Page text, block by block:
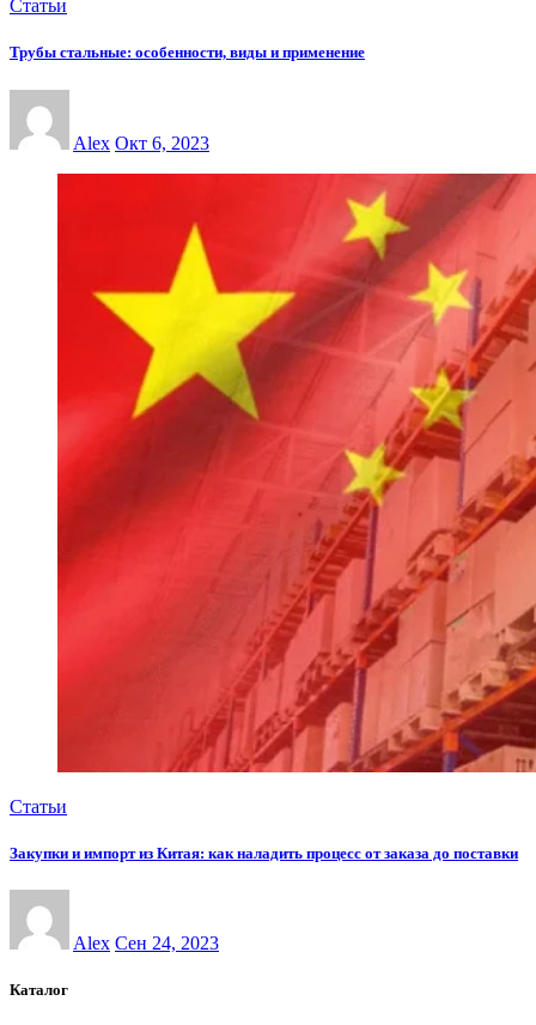
Статьи
Трубы стальные: особенности, виды и применение
Alex Окт 6, 2023
Статьи
Закупки и импорт из Китая: как наладить процесс от заказа до поставки
Alex Сен 24, 2023
Каталог